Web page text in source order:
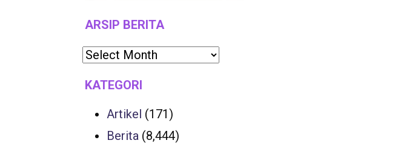
ARSIP BERITA
KATEGORI
Artikel (171)
Berita (8,444)